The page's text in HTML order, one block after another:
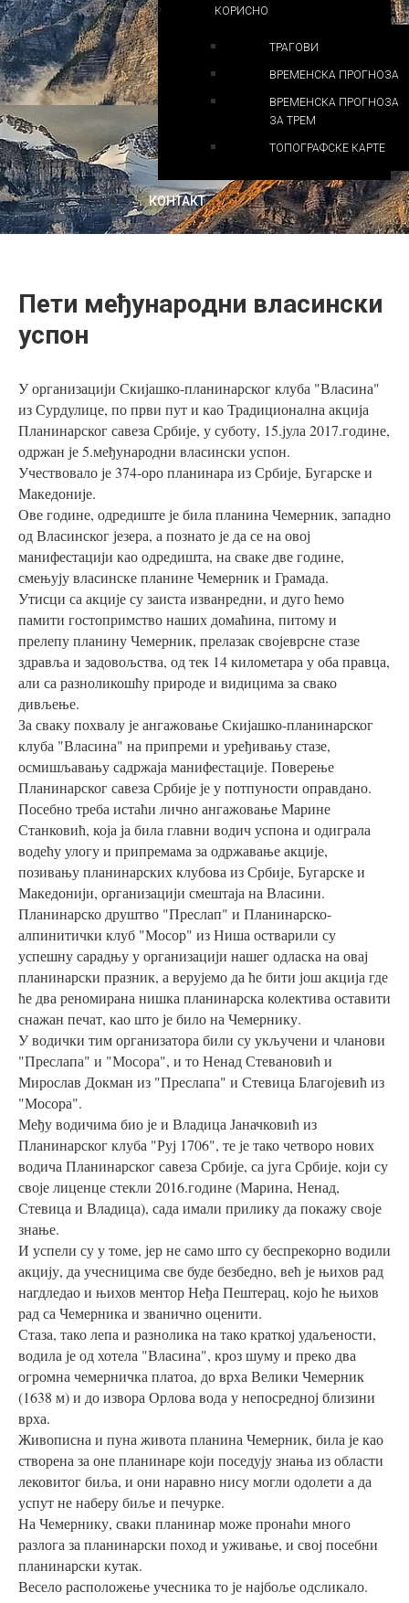
КОРИСНО
ТРАГОВИ
ВРЕМЕНСКА ПРОГНОЗА
ВРЕМЕНСКА ПРОГНОЗА
ЗА ТРЕМ
ТОПОГРАФСКЕ КАРТЕ
КОНТАКТ
Пети међународни власински
успон
У организацији Скијашко-планинарског клуба "Власина"
из Сурдулице, по први пут и као Традиционална акција
Планинарског савеза Србије, у суботу, 15.јула 2017.године,
одржан је 5.међународни власински успон.
Учествовало је 374-оро планинара из Србије, Бугарске и
Македоније.
Ове године, одредиште је била планина Чемерник, западно
од Власинског језера, а познато је да се на овој
манифестацији као одредишта, на сваке две године,
смењују власинске планине Чемерник и Грамада.
Утисци са акције су заиста изванредни, и дуго ћемо
памити гостопримство наших домаћина, питому и
прелепу планину Чемерник, прелазак својеврсне стазе
здравља и задовољства, од тек 14 километара у оба правца,
али са разноликошћу природе и видицима за свако
дивљење.
За сваку похвалу је ангажовање Скијашко-планинарског
клуба "Власина" на припреми и уређивању стазе,
осмишљавању садржаја манифестације. Поверење
Планинарског савеза Србије је у потпуности оправдано.
Посебно треба истаћи лично ангажовање Марине
Станковић, која ја била главни водич успона и одиграла
водећу улогу и припремама за одржавање акције,
позивању планинарских клубова из Србије, Бугарске и
Македонији, организацији смештаја на Власини.
Планинарско друштво "Преслап" и Планинарско-
алпинитички клуб "Мосор" из Ниша остварили су
успешну сарадњу у организацији нашег одласка на овај
планинарски празник, а верујемо да ће бити још акција где
ће два реномирана нишка планинарска колектива оставити
снажан печат, као што је било на Чемернику.
У водички тим организатора били су укључени и чланови
"Преслапа" и "Мосора", и то Ненад Стевановић и
Мирослав Докман из "Преслапа" и Стевица Благојевић из
"Мосора".
Међу водичима био је и Владица Јаначковић из
Планинарског клуба "Руј 1706", те је тако четворо нових
водича Планинарског савеза Србије, са југа Србије, који су
своје лиценце стекли 2016.године (Марина, Ненад,
Стевица и Владица), сада имали прилику да покажу своје
знање.
И успели су у томе, јер не само што су беспрекорно водили
акцију, да учесницима све буде безбедно, већ је њихов рад
нагдледао и њихов ментор Неђа Пештерац, којо ће њихов
рад са Чемерника и званично оценити.
Стаза, тако лепа и разнолика на тако краткој удаљености,
водила је од хотела "Власина", кроз шуму и преко два
огромна чемерничка платоа, до врха Велики Чемерник
(1638 м) и до извора Орлова вода у непосредној близини
врха.
Живописна и пуна живота планина Чемерник, била је као
створена за оне планинаре који поседују знања из области
лековитог биља, и они наравно нису могли одолети а да
успут не наберу биље и печурке.
На Чемернику, сваки планинар може пронаћи много
разлога за планинарски поход и уживање, и свој посебни
планинарски кутак.
Весело расположење учесника то је најбоље одсликало.